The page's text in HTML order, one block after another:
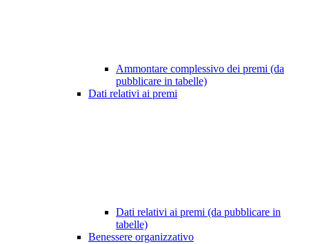
Ammontare complessivo dei premi (da
pubblicare in tabelle)
Dati relativi ai premi
Dati relativi ai premi (da pubblicare in
tabelle)
Benessere organizzativo